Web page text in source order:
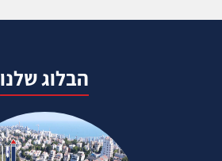
הבלוג שלנו